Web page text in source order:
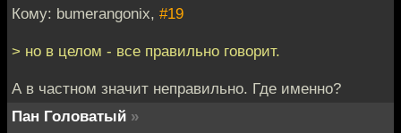
Кому: bumerangonix, #19
> но в целом - все правильно говорит.
А в частном значит неправильно. Где именно?
Пан Головатый »